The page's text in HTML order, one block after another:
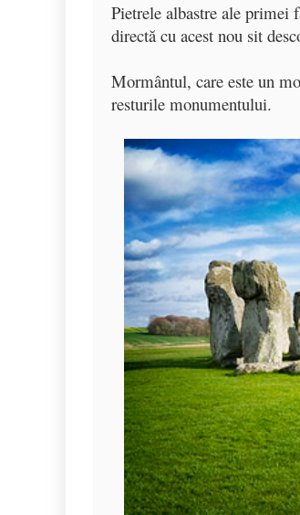
Pietrele albastre ale primei
directă cu acest nou sit
Mormântul, care este un
resturile monumentului.